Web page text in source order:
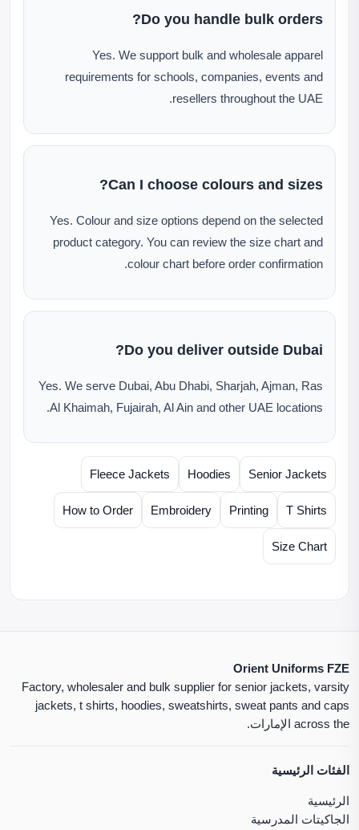
Do you handle bulk orders?
Yes. We support bulk and wholesale apparel
requirements for schools, companies, events and
resellers throughout the UAE.
Can I choose colours and sizes?
Yes. Colour and size options depend on the selected
product category. You can review the size chart and
colour chart before order confirmation.
Do you deliver outside Dubai?
Yes. We serve Dubai, Abu Dhabi, Sharjah, Ajman, Ras
Al Khaimah, Fujairah, Al Ain and other UAE locations.
Senior Jackets
Hoodies
Fleece Jackets
T Shirts
Printing
Embroidery
How to Order
Size Chart
Orient Uniforms FZE
Factory, wholesaler and bulk supplier for senior jackets, varsity
jackets, t shirts, hoodies, sweatshirts, sweat pants and caps
across the الإمارات.
الفئات الرئيسية
الرئيسية
الجاكيتات المدرسية